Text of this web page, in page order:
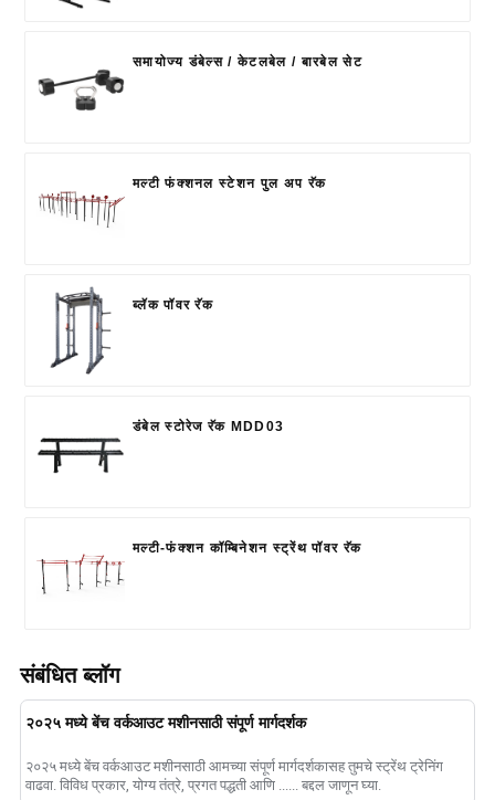
समायोज्य डंबेल्स / केटलबेल / बारबेल सेट
मल्टी फंक्शनल स्टेशन पुल अप रॅक
ब्लॅक पॉवर रॅक
डंबेल स्टोरेज रॅक MDD03
मल्टी-फंक्शन कॉम्बिनेशन स्ट्रेंथ पॉवर रॅक
संबंधित ब्लॉग
२०२५ मध्ये बेंच वर्कआउट मशीनसाठी संपूर्ण मार्गदर्शक
२०२५ मध्ये बेंच वर्कआउट मशीनसाठी आमच्या संपूर्ण मार्गदर्शकासह तुमचे स्ट्रेंथ ट्रेनिंग
वाढवा. विविध प्रकार, योग्य तंत्रे, प्रगत पद्धती आणि ...... बद्दल जाणून घ्या.